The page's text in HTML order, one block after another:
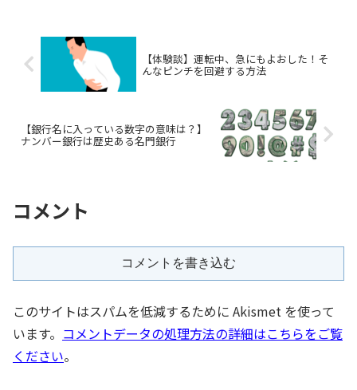
【体験談】運転中、急にもよおした！そ
んなピンチを回避する方法
【銀行名に入っている数字の意味は？】
ナンバー銀行は歴史ある名門銀行
コメント
コメントを書き込む
このサイトはスパムを低減するために Akismet を使って
います。 コメントデータの処理方法の詳細はこちらをご覧
ください。